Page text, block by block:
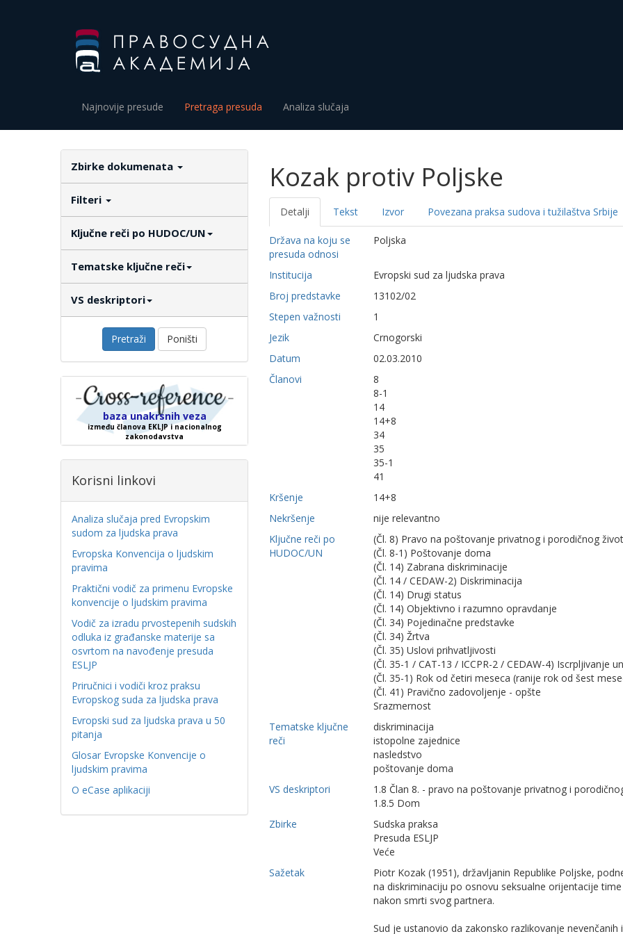
Najnovije presude Pretraga presuda Analiza slučaja
Zbirke dokumenata
Filteri
Ključne reči po HUDOC/UN
Tematske ključne reči
VS deskriptori
Pretraži Poništi
baza unakrsnih veza
između članova EKLJP i nacionalnog
zakonodavstva
Korisni linkovi
Analiza slučaja pred Evropskim
sudom za ljudska prava
Evropska Konvencija o ljudskim
pravima
Praktični vodič za primenu Evropske
konvencije o ljudskim pravima
Vodič za izradu prvostepenih sudskih
odluka iz građanske materije sa
osvrtom na navođenje presuda
ESLJP
Priručnici i vodiči kroz praksu
Evropskog suda za ljudska prava
Evropski sud za ljudska prava u 50
pitanja
Glosar Evropske Konvencije o
ljudskim pravima
O eCase aplikaciji
Kozak protiv Poljske
Detalji Tekst Izvor Povezana praksa sudova i tužilaštva Srbije
Država na koju se
presuda odnosi
Poljska
Institucija
Evropski sud za ljudska prava
Broj predstavke
13102/02
Stepen važnosti
1
Jezik
Crnogorski
Datum
02.03.2010
Članovi
8
8-1
14
14+8
34
35
35-1
41
Kršenje
14+8
Nekršenje
nije relevantno
Ključne reči po
HUDOC/UN
(Čl. 8) Pravo na poštovanje privatnog i porodičnog
(Čl. 8-1) Poštovanje doma
(Čl. 14) Zabrana diskriminacije
(Čl. 14 / CEDAW-2) Diskriminacija
(Čl. 14) Drugi status
(Čl. 14) Objektivno i razumno opravdanje
(Čl. 34) Pojedinačne predstavke
(Čl. 34) Žrtva
(Čl. 35) Uslovi prihvatljivosti
(Čl. 35-1 / CAT-13 / ICCPR-2 / CEDAW-4) Iscrpljivanje
(Čl. 35-1) Rok od četiri meseca (ranije rok od šest
(Čl. 41) Pravično zadovoljenje - opšte
Srazmernost
Tematske ključne
reči
diskriminacija
istopolne zajednice
nasledstvo
poštovanje doma
VS deskriptori
1.8 Član 8. - pravo na poštovanje privatnog i
1.8.5 Dom
Zbirke
Sudska praksa
Presuda ESLJP
Veće
Sažetak
Piotr Kozak (1951), državljanin Republike Poljske,
na diskriminaciju po osnovu seksualne orijentacije
nakon smrti svog partnera.
Sud je ustanovio da zakonsko razlikovanje